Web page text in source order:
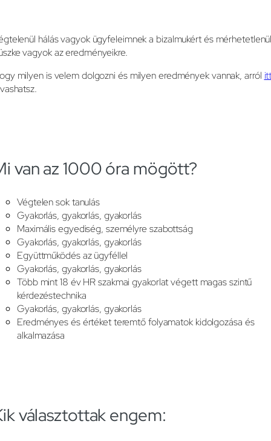
hálás vagyok ügyfeleimnek a bizalmukért és
vagyok az eredményeikre.
milyen is velem dolgozni és milyen eredmények vannak, arról
van az 1000 óra mögött?
Végtelen sok tanulás
Gyakorlás, gyakorlás, gyakorlás
Maximális egyediség, személyre szabottság
Gyakorlás, gyakorlás, gyakorlás
Együttműködés az ügyféllel
Gyakorlás, gyakorlás, gyakorlás
Több mint 18 év HR szakmai gyakorlat végett magas szintű
kérdezéstechnika
Gyakorlás, gyakorlás, gyakorlás
Eredményes és értéket teremtő folyamatok kidolgozása és
alkalmazása
választottak engem: